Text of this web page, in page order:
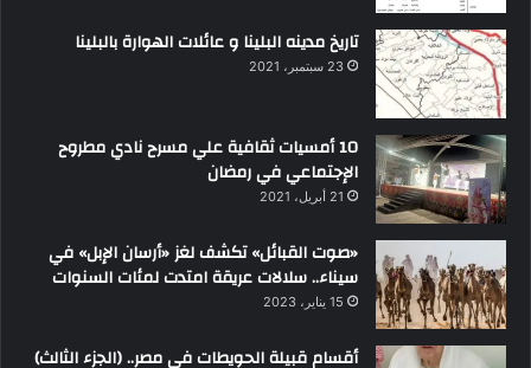
تاريخ مدينه البلينا و عائلات الهوارة بالبلينا
23 سبتمبر، 2021
10 أمسيات ثقافية علي مسرح نادي مطروح
الإجتماعي في رمضان
21 أبريل، 2021
«صوت القبائل» تكشف لغز «أرسان الإبل» في
سيناء.. سلالات عريقة امتدت لمئات السنوات
15 يناير، 2023
أقسام قبيلة الحويطات في مصر.. (الجزء الثالث)